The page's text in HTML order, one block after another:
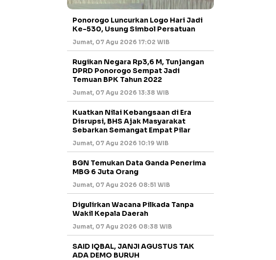
Ponorogo Luncurkan Logo Hari Jadi
Ke-530, Usung Simbol Persatuan
Jumat, 07 Agu 2026 17:02 WIB
Rugikan Negara Rp3,6 M, Tunjangan
DPRD Ponorogo Sempat Jadi
Temuan BPK Tahun 2022
Jumat, 07 Agu 2026 13:38 WIB
Kuatkan Nilai Kebangsaan di Era
Disrupsi, BHS Ajak Masyarakat
Sebarkan Semangat Empat Pilar
Jumat, 07 Agu 2026 10:19 WIB
BGN Temukan Data Ganda Penerima
MBG 6 Juta Orang
Jumat, 07 Agu 2026 08:51 WIB
Digulirkan Wacana Pilkada Tanpa
Wakil Kepala Daerah
Jumat, 07 Agu 2026 08:38 WIB
SAID IQBAL, JANJI AGUSTUS TAK
ADA DEMO BURUH